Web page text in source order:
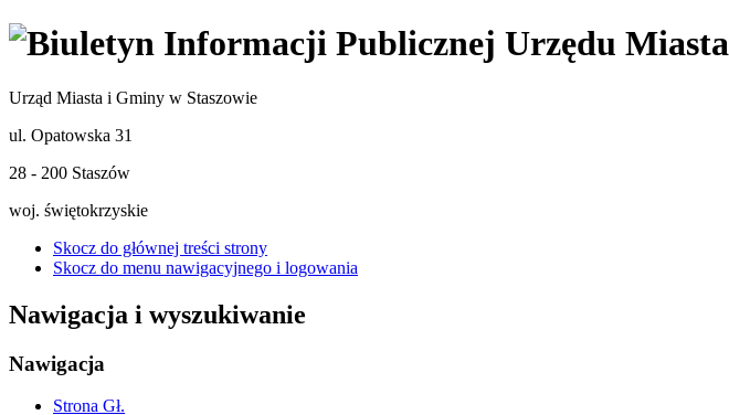
Urząd Miasta i Gminy w Staszowie
ul. Opatowska 31
28 - 200 Staszów
woj. świętokrzyskie
Skocz do głównej treści strony
Skocz do menu nawigacyjnego i logowania
Nawigacja i wyszukiwanie
Nawigacja
Strona Gł.